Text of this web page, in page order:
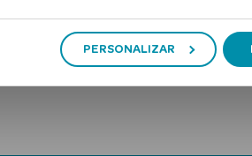
PERSONALIZAR